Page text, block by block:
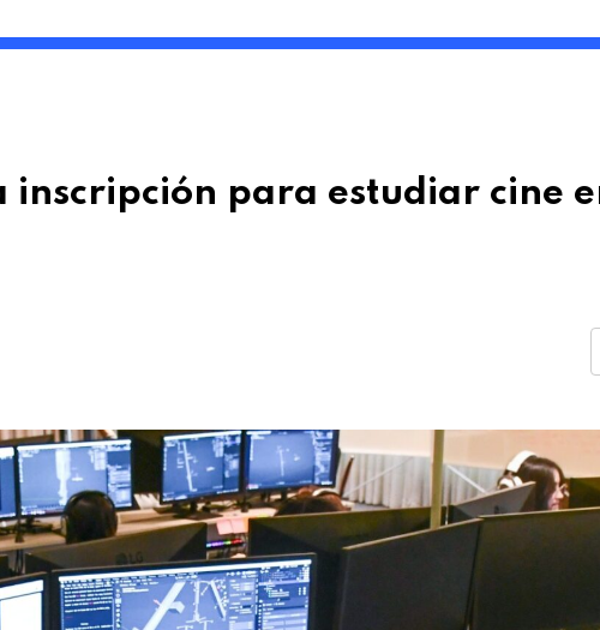
inscripción para estudiar cine